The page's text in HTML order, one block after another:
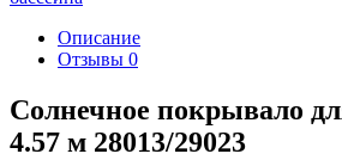
Описание
Отзывы 0
Солнечное покрывало
4.57 м 28013/29023